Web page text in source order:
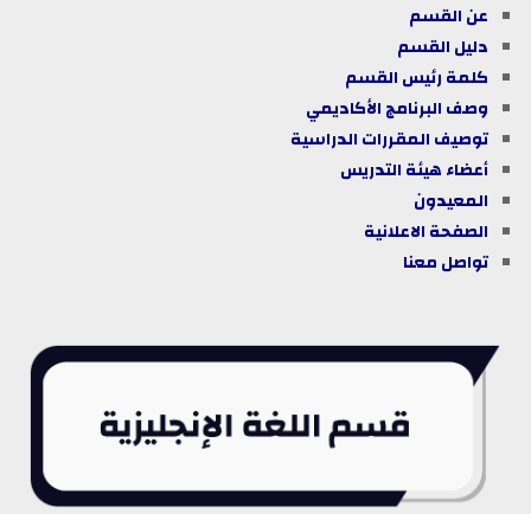
عن القسم
دليلالقسم
كلمة رئيس القسم
وصف البرنامج الأكاديمي
توصيف المقررات الدراسية
أعضاء هيئة التدريس
المعيدون
الصفحة الاعلانية
تواصل معنا